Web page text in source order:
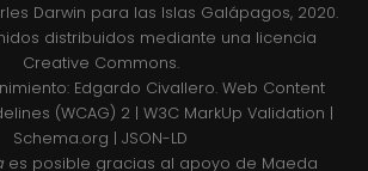
Darwin para las Islas Galápagos, 2020.
distribuidos mediante una licencia
Creative Commons.
Edgardo Civallero. Web Content
(WCAG) 2 | W3C MarkUp Validation |
Schema.org | JSON-LD
es posible gracias al apoyo de Maeda